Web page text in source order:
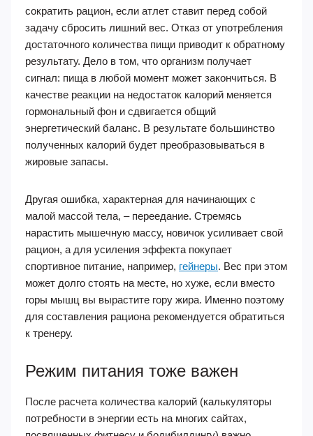
сократить рацион, если атлет ставит перед собой
задачу сбросить лишний вес. Отказ от употребления
достаточного количества пищи приводит к обратному
результату. Дело в том, что организм получает
сигнал: пища в любой момент может закончиться. В
качестве реакции на недостаток калорий меняется
гормональный фон и сдвигается общий
энергетический баланс. В результате большинство
полученных калорий будет преобразовываться в
жировые запасы.
Другая ошибка, характерная для начинающих с
малой массой тела, – переедание. Стремясь
нарастить мышечную массу, новичок усиливает свой
рацион, а для усиления эффекта покупает
спортивное питание, например, гейнеры. Вес при этом
может долго стоять на месте, но хуже, если вместо
горы мышц вы вырастите гору жира. Именно поэтому
для составления рациона рекомендуется обратиться
к тренеру.
Режим питания тоже важен
После расчета количества калорий (калькуляторы
потребности в энергии есть на многих сайтах,